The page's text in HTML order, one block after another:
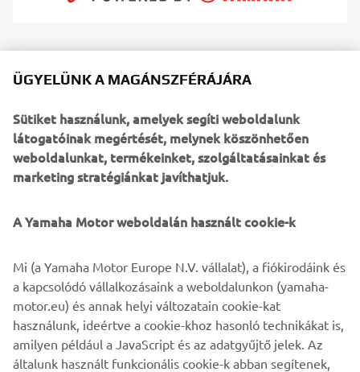
forradalmasította a hajózást, és azóta is élen jár a
felfújható hajóik világszerte ismertek stabilitásukról,
biztonságukról és mindenre kész sokoldalúságukról. A
Zodiac a családoktól a búvárokon és kalandorokon át a
szakmai felhasználókig mindenkit kiszolgál: kínálatuk a
RIB modellekig terjed. Szabadságot, szórakozást és
megbízhatóságot testesítenek meg bármilyen vízen.
1/3
ÜGYELÜNK A MAGÁNSZFÉRÁJÁRA
Sütiket használunk, amelyek segíti weboldalunk
látogatóinak megértését, melynek köszönhetően
weboldalunkat, termékeinket, szolgáltatásainkat és
marketing stratégiánkat javíthatjuk.
A Yamaha Motor weboldalán használt cookie-k
Mi (a Yamaha Motor Europe N.V. vállalat), a fiókirodáink és
a kapcsolódó vállalkozásaink a weboldalunkon (yamaha-
motor.eu) és annak helyi változatain cookie-kat
használunk, ideértve a cookie-khoz hasonló technikákat is,
amilyen például a JavaScript és az adatgyűjtő jelek. Az
általunk használt funkcionális cookie-k abban segítenek,